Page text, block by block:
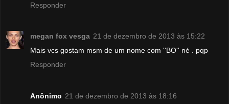
Responder
megan fox vesga 21 de dezembro de 2013 às 15:22
Mais vcs gostam msm de um nome com ''BO'' né . pqp
Responder
Anônimo 21 de dezembro de 2013 às 18:16